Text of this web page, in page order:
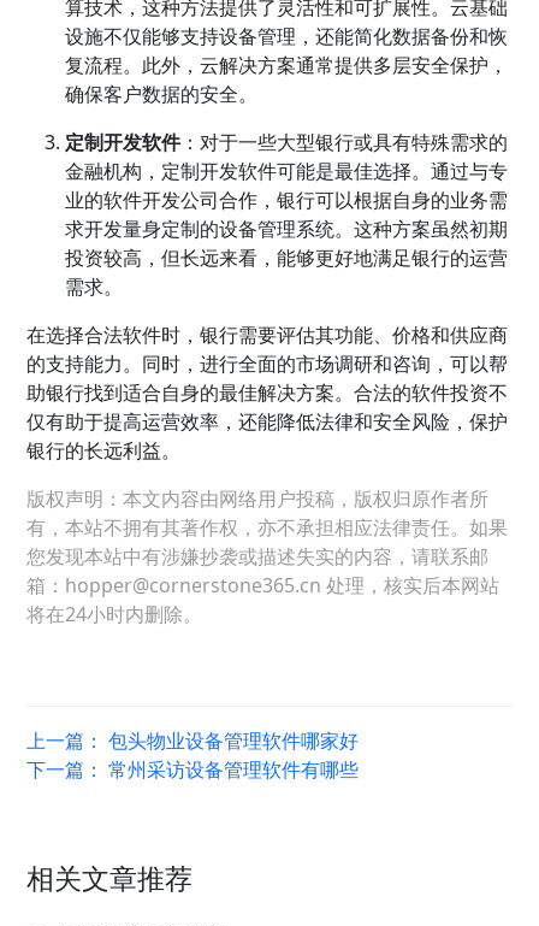
算技术，这种方法提供了灵活性和可扩展性。云基础
设施不仅能够支持设备管理，还能简化数据备份和恢
复流程。此外，云解决方案通常提供多层安全保护，
确保客户数据的安全。
定制开发软件：对于一些大型银行或具有特殊需求的
金融机构，定制开发软件可能是最佳选择。通过与专
业的软件开发公司合作，银行可以根据自身的业务需
求开发量身定制的设备管理系统。这种方案虽然初期
投资较高，但长远来看，能够更好地满足银行的运营
需求。
在选择合法软件时，银行需要评估其功能、价格和供应商
的支持能力。同时，进行全面的市场调研和咨询，可以帮
助银行找到适合自身的最佳解决方案。合法的软件投资不
仅有助于提高运营效率，还能降低法律和安全风险，保护
银行的长远利益。
版权声明：本文内容由网络用户投稿，版权归原作者所
有，本站不拥有其著作权，亦不承担相应法律责任。如果
您发现本站中有涉嫌抄袭或描述失实的内容，请联系邮
箱：hopper@cornerstone365.cn 处理，核实后本网站
将在24小时内删除。
上一篇：包头物业设备管理软件哪家好
下一篇：常州采访设备管理软件有哪些
相关文章推荐